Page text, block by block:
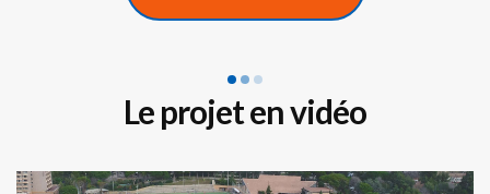
Le projet en vidéo